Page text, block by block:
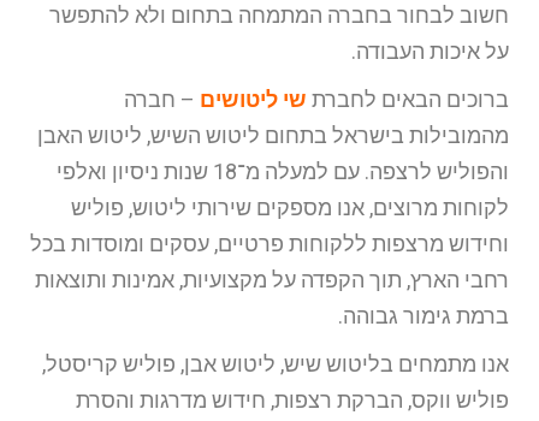
חשוב לבחור בחברה המתמחה בתחום ולא להתפשר
על איכות העבודה.
ברוכים הבאים לחברת שי ליטושים – חברה
מהמובילות בישראל בתחום ליטוש השיש, ליטוש האבן
והפוליש לרצפה. עם למעלה מ־18 שנות ניסיון ואלפי
לקוחות מרוצים, אנו מספקים שירותי ליטוש, פוליש
וחידוש מרצפות ללקוחות פרטיים, עסקים ומוסדות בכל
רחבי הארץ, תוך הקפדה על מקצועיות, אמינות ותוצאות
ברמת גימור גבוהה.
אנו מתמחים בליטוש שיש, ליטוש אבן, פוליש קריסטל,
פוליש ווקס, הברקת רצפות, חידוש מדרגות והסרת